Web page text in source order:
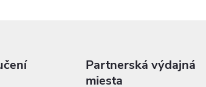
Partnerská výdajná
miesta